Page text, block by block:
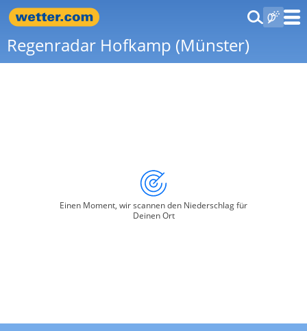
Regenradar Hofkamp (Münster)
Einen Moment, wir scannen den Niederschlag für
Deinen Ort